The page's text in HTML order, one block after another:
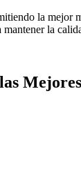
la mejor
la